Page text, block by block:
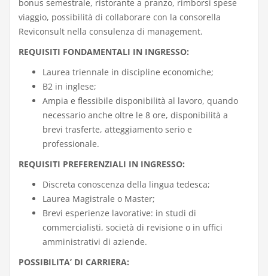
bonus semestrale, ristorante a pranzo, rimborsi spese
viaggio, possibilità di collaborare con la consorella
Reviconsult nella consulenza di management.
REQUISITI FONDAMENTALI IN INGRESSO:
Laurea triennale in discipline economiche;
B2 in inglese;
Ampia e flessibile disponibilità al lavoro, quando
necessario anche oltre le 8 ore, disponibilità a
brevi trasferte, atteggiamento serio e
professionale.
REQUISITI PREFERENZIALI IN INGRESSO:
Discreta conoscenza della lingua tedesca;
Laurea Magistrale o Master;
Brevi esperienze lavorative: in studi di
commercialisti, società di revisione o in uffici
amministrativi di aziende.
POSSIBILITA’ DI CARRIERA: